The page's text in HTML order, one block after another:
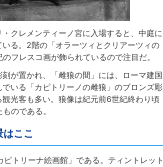
クレメンティーノ宮に入場すると、中庭に
る。2階の「オラーツィとクリアーツィの
フレスコ画が飾られているので注目だ。
が置かれ、「雌狼の間」には、ローマ建国
いる「カピトリーノの雌狼」のブロンズ彫
光客も多い。狼像は紀元前6世紀終わり頃
のである。
ここ
トリーナ絵画館」である。ティントレット